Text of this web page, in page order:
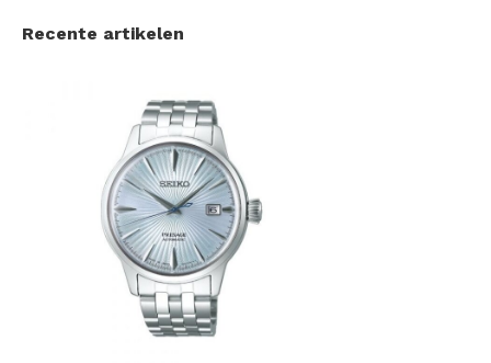
Recente artikelen